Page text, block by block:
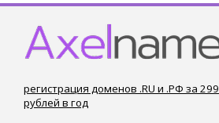
регистрация доменов .RU и .РФ за 299
рублей в год